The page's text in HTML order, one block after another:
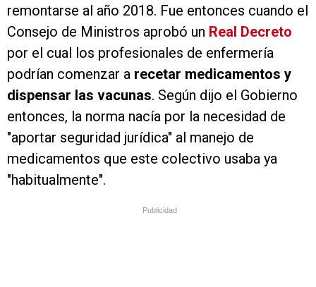
remontarse al año 2018. Fue entonces cuando el
Consejo de Ministros aprobó un Real Decreto
por el cual los profesionales de enfermería
podrían comenzar a recetar medicamentos y
dispensar las vacunas. Según dijo el Gobierno
entonces, la norma nacía por la necesidad de
"aportar seguridad jurídica" al manejo de
medicamentos que este colectivo usaba ya
"habitualmente".
Publicidad